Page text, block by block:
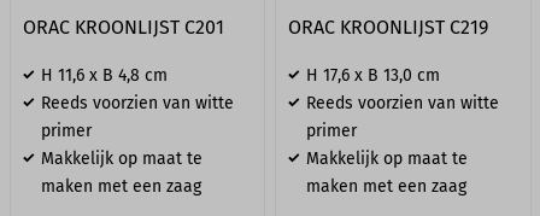
ORAC KROONLIJST C201
H 11,6 x B 4,8 cm
Reeds voorzien van witte
primer
Makkelijk op maat te
maken met een zaag
ORAC KROONLIJST C219
H 17,6 x B 13,0 cm
Reeds voorzien van witte
primer
Makkelijk op maat te
maken met een zaag